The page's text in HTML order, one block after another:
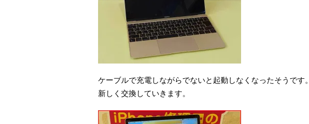
ケーブルで充電しながらでないと起動しなくなったそうです。
新しく交換していきます。